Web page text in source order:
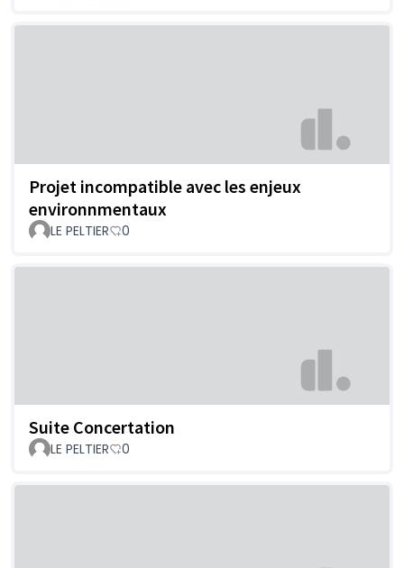
Projet incompatible avec les enjeux
environnmentaux
LE PELTIER 0
Suite Concertation
LE PELTIER 0